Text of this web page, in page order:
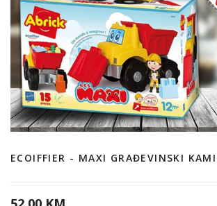
ECOIFFIER - MAXI GRAĐEVINSKI